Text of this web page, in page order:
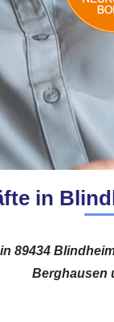
in
Berghausen